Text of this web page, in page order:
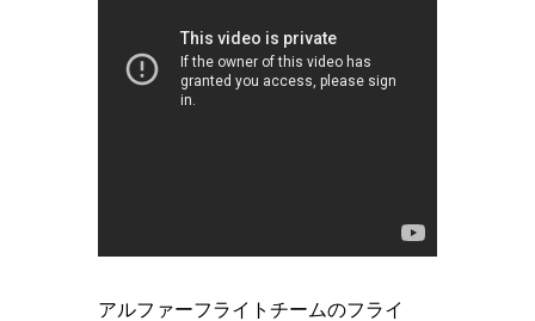
アルファーフライトチームのフライ